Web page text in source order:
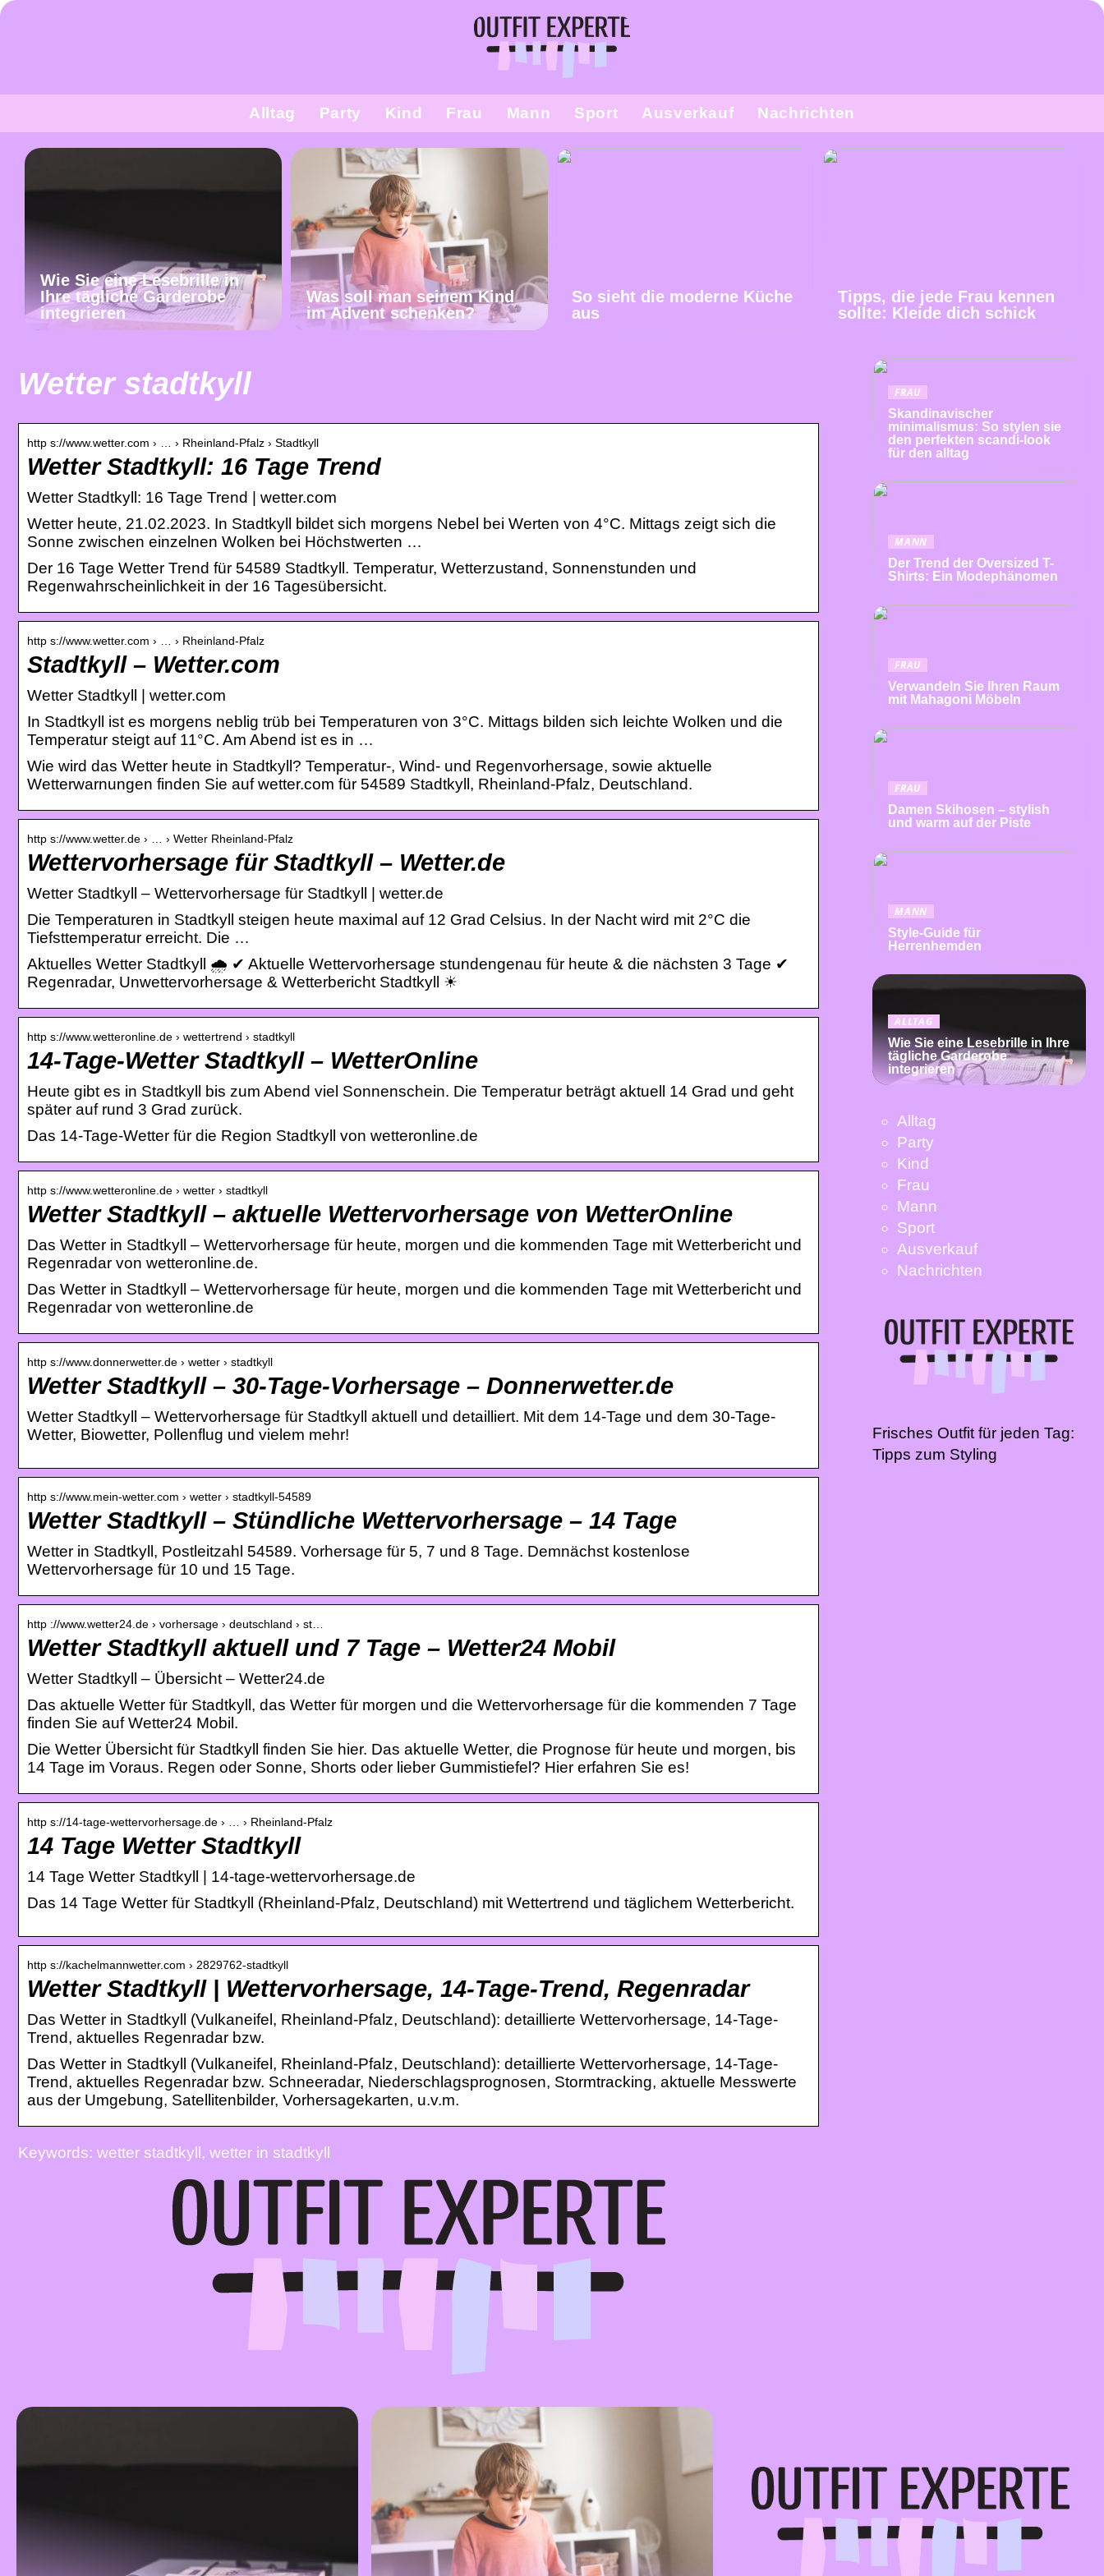
Alltag Party Kind Frau Mann Sport Ausverkauf Nachrichten
Wie Sie eine Lesebrille in
Ihre tägliche Garderobe
integrieren
Was soll man seinem Kind
im Advent schenken?
So sieht die moderne Küche
aus
Tipps, die jede Frau kennen
sollte: Kleide dich schick
Wetter stadtkyll
http s://www.wetter.com › … › Rheinland-Pfalz › Stadtkyll
Wetter Stadtkyll: 16 Tage Trend
Wetter Stadtkyll: 16 Tage Trend | wetter.com
Wetter heute, 21.02.2023. In Stadtkyll bildet sich morgens Nebel bei Werten von 4°C. Mittags zeigt sich die
Sonne zwischen einzelnen Wolken bei Höchstwerten …
Der 16 Tage Wetter Trend für 54589 Stadtkyll. Temperatur, Wetterzustand, Sonnenstunden und
Regenwahrscheinlichkeit in der 16 Tagesübersicht.
http s://www.wetter.com › … › Rheinland-Pfalz
Stadtkyll – Wetter.com
Wetter Stadtkyll | wetter.com
In Stadtkyll ist es morgens neblig trüb bei Temperaturen von 3°C. Mittags bilden sich leichte Wolken und die
Temperatur steigt auf 11°C. Am Abend ist es in …
Wie wird das Wetter heute in Stadtkyll? Temperatur-, Wind- und Regenvorhersage, sowie aktuelle
Wetterwarnungen finden Sie auf wetter.com für 54589 Stadtkyll, Rheinland-Pfalz, Deutschland.
http s://www.wetter.de › … › Wetter Rheinland-Pfalz
Wettervorhersage für Stadtkyll – Wetter.de
Wetter Stadtkyll – Wettervorhersage für Stadtkyll | wetter.de
Die Temperaturen in Stadtkyll steigen heute maximal auf 12 Grad Celsius. In der Nacht wird mit 2°C die
Tiefsttemperatur erreicht. Die …
Aktuelles Wetter Stadtkyll 🌧️ ✔ Aktuelle Wettervorhersage stundengenau für heute & die nächsten 3 Tage ✔
Regenradar, Unwettervorhersage & Wetterbericht Stadtkyll ☀
http s://www.wetteronline.de › wettertrend › stadtkyll
14-Tage-Wetter Stadtkyll – WetterOnline
Heute gibt es in Stadtkyll bis zum Abend viel Sonnenschein. Die Temperatur beträgt aktuell 14 Grad und geht
später auf rund 3 Grad zurück.
Das 14-Tage-Wetter für die Region Stadtkyll von wetteronline.de
http s://www.wetteronline.de › wetter › stadtkyll
Wetter Stadtkyll – aktuelle Wettervorhersage von WetterOnline
Das Wetter in Stadtkyll – Wettervorhersage für heute, morgen und die kommenden Tage mit Wetterbericht und
Regenradar von wetteronline.de.
Das Wetter in Stadtkyll – Wettervorhersage für heute, morgen und die kommenden Tage mit Wetterbericht und
Regenradar von wetteronline.de
http s://www.donnerwetter.de › wetter › stadtkyll
Wetter Stadtkyll – 30-Tage-Vorhersage – Donnerwetter.de
Wetter Stadtkyll – Wettervorhersage für Stadtkyll aktuell und detailliert. Mit dem 14-Tage und dem 30-Tage-
Wetter, Biowetter, Pollenflug und vielem mehr!
http s://www.mein-wetter.com › wetter › stadtkyll-54589
Wetter Stadtkyll – Stündliche Wettervorhersage – 14 Tage
Wetter in Stadtkyll, Postleitzahl 54589. Vorhersage für 5, 7 und 8 Tage. Demnächst kostenlose
Wettervorhersage für 10 und 15 Tage.
http ://www.wetter24.de › vorhersage › deutschland › st…
Wetter Stadtkyll aktuell und 7 Tage – Wetter24 Mobil
Wetter Stadtkyll – Übersicht – Wetter24.de
Das aktuelle Wetter für Stadtkyll, das Wetter für morgen und die Wettervorhersage für die kommenden 7 Tage
finden Sie auf Wetter24 Mobil.
Die Wetter Übersicht für Stadtkyll finden Sie hier. Das aktuelle Wetter, die Prognose für heute und morgen, bis
14 Tage im Voraus. Regen oder Sonne, Shorts oder lieber Gummistiefel? Hier erfahren Sie es!
http s://14-tage-wettervorhersage.de › … › Rheinland-Pfalz
14 Tage Wetter Stadtkyll
14 Tage Wetter Stadtkyll | 14-tage-wettervorhersage.de
Das 14 Tage Wetter für Stadtkyll (Rheinland-Pfalz, Deutschland) mit Wettertrend und täglichem Wetterbericht.
http s://kachelmannwetter.com › 2829762-stadtkyll
Wetter Stadtkyll | Wettervorhersage, 14-Tage-Trend, Regenradar
Das Wetter in Stadtkyll (Vulkaneifel, Rheinland-Pfalz, Deutschland): detaillierte Wettervorhersage, 14-Tage-
Trend, aktuelles Regenradar bzw.
Das Wetter in Stadtkyll (Vulkaneifel, Rheinland-Pfalz, Deutschland): detaillierte Wettervorhersage, 14-Tage-
Trend, aktuelles Regenradar bzw. Schneeradar, Niederschlagsprognosen, Stormtracking, aktuelle Messwerte
aus der Umgebung, Satellitenbilder, Vorhersagekarten, u.v.m.
Keywords: wetter stadtkyll, wetter in stadtkyll
FRAU
Skandinavischer
minimalismus: So stylen sie
den perfekten scandi-look
für den alltag
MANN
Der Trend der Oversized T-
Shirts: Ein Modephänomen
FRAU
Verwandeln Sie Ihren Raum
mit Mahagoni Möbeln
FRAU
Damen Skihosen – stylish
und warm auf der Piste
MANN
Style-Guide für
Herrenhemden
ALLTAG
Wie Sie eine Lesebrille in Ihre
tägliche Garderobe
integrieren
Alltag
Party
Kind
Frau
Mann
Sport
Ausverkauf
Nachrichten
Frisches Outfit für jeden Tag:
Tipps zum Styling